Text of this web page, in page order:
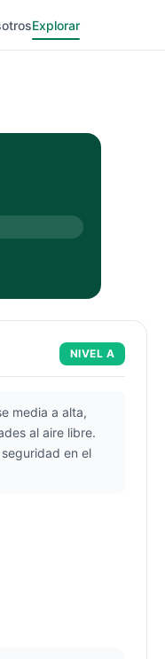
Explorar
NIVEL A
media a alta,
al aire libre.
en el